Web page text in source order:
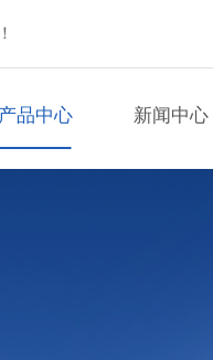
产品中心 新闻中心